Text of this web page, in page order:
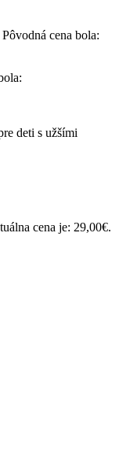
Pôvodná cena bola:
deti s užšími
cena je: 29,00€.